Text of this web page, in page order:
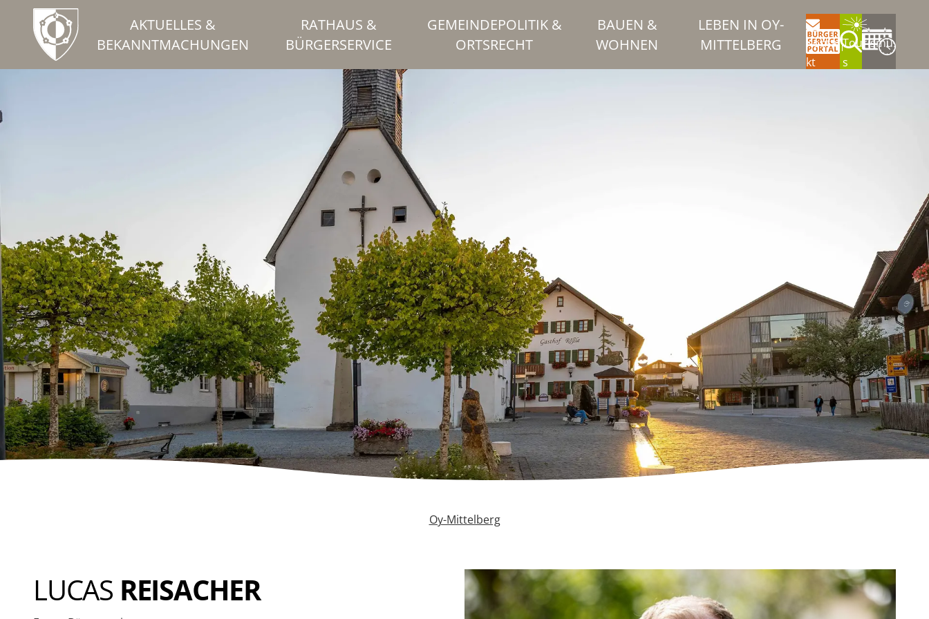
AKTUELLES &
BEKANNTMACHUNGEN
RATHAUS &
BÜRGERSERVICE
GEMEINDEPOLITIK &
ORTSRECHT
BAUEN &
WOHNEN
LEBEN IN OY-
MITTELBERG
Konta
kt
Tourismu
s
Oy-Mittelberg
LUCAS REISACHER